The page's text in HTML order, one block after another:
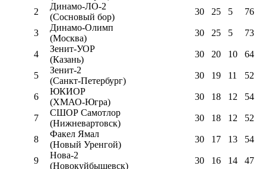
2
Динамо-ЛО-2
(Сосновый бор)
30 25 5 76
3
Динамо-Олимп
(Москва)
30 25 5 73
4
Зенит-УОР
(Казань)
30 20 10 64
5
Зенит-2
(Санкт-Петербург)
30 19 11 52
6
ЮКИОР
(ХМАО-Югра)
30 18 12 54
7
СШОР Самотлор
(Нижневартовск)
30 18 12 52
8
Факел Ямал
(Новый Уренгой)
30 17 13 54
9
Нова-2
(Новокуйбышевск)
30 16 14 47